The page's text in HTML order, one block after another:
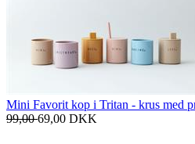
Mini Favorit kop i Tritan - krus med
99,0069,00 DKK